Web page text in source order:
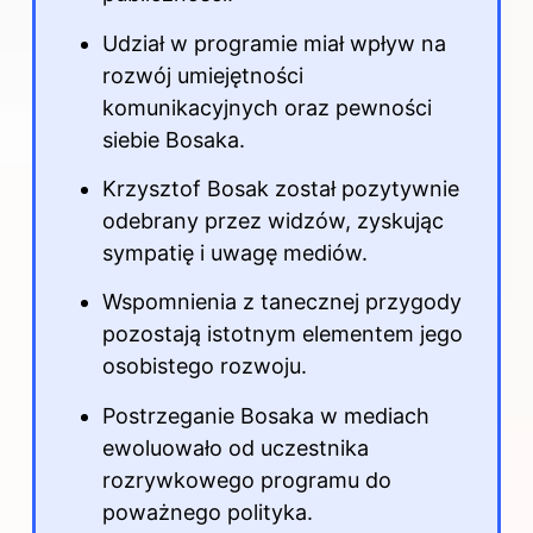
Udział w programie miał wpływ na
rozwój umiejętności
komunikacyjnych oraz pewności
siebie Bosaka.
Krzysztof Bosak został pozytywnie
odebrany przez widzów, zyskując
sympatię i uwagę mediów.
Wspomnienia z tanecznej przygody
pozostają istotnym elementem jego
osobistego rozwoju.
Postrzeganie Bosaka w mediach
ewoluowało od uczestnika
rozrywkowego programu do
poważnego polityka.